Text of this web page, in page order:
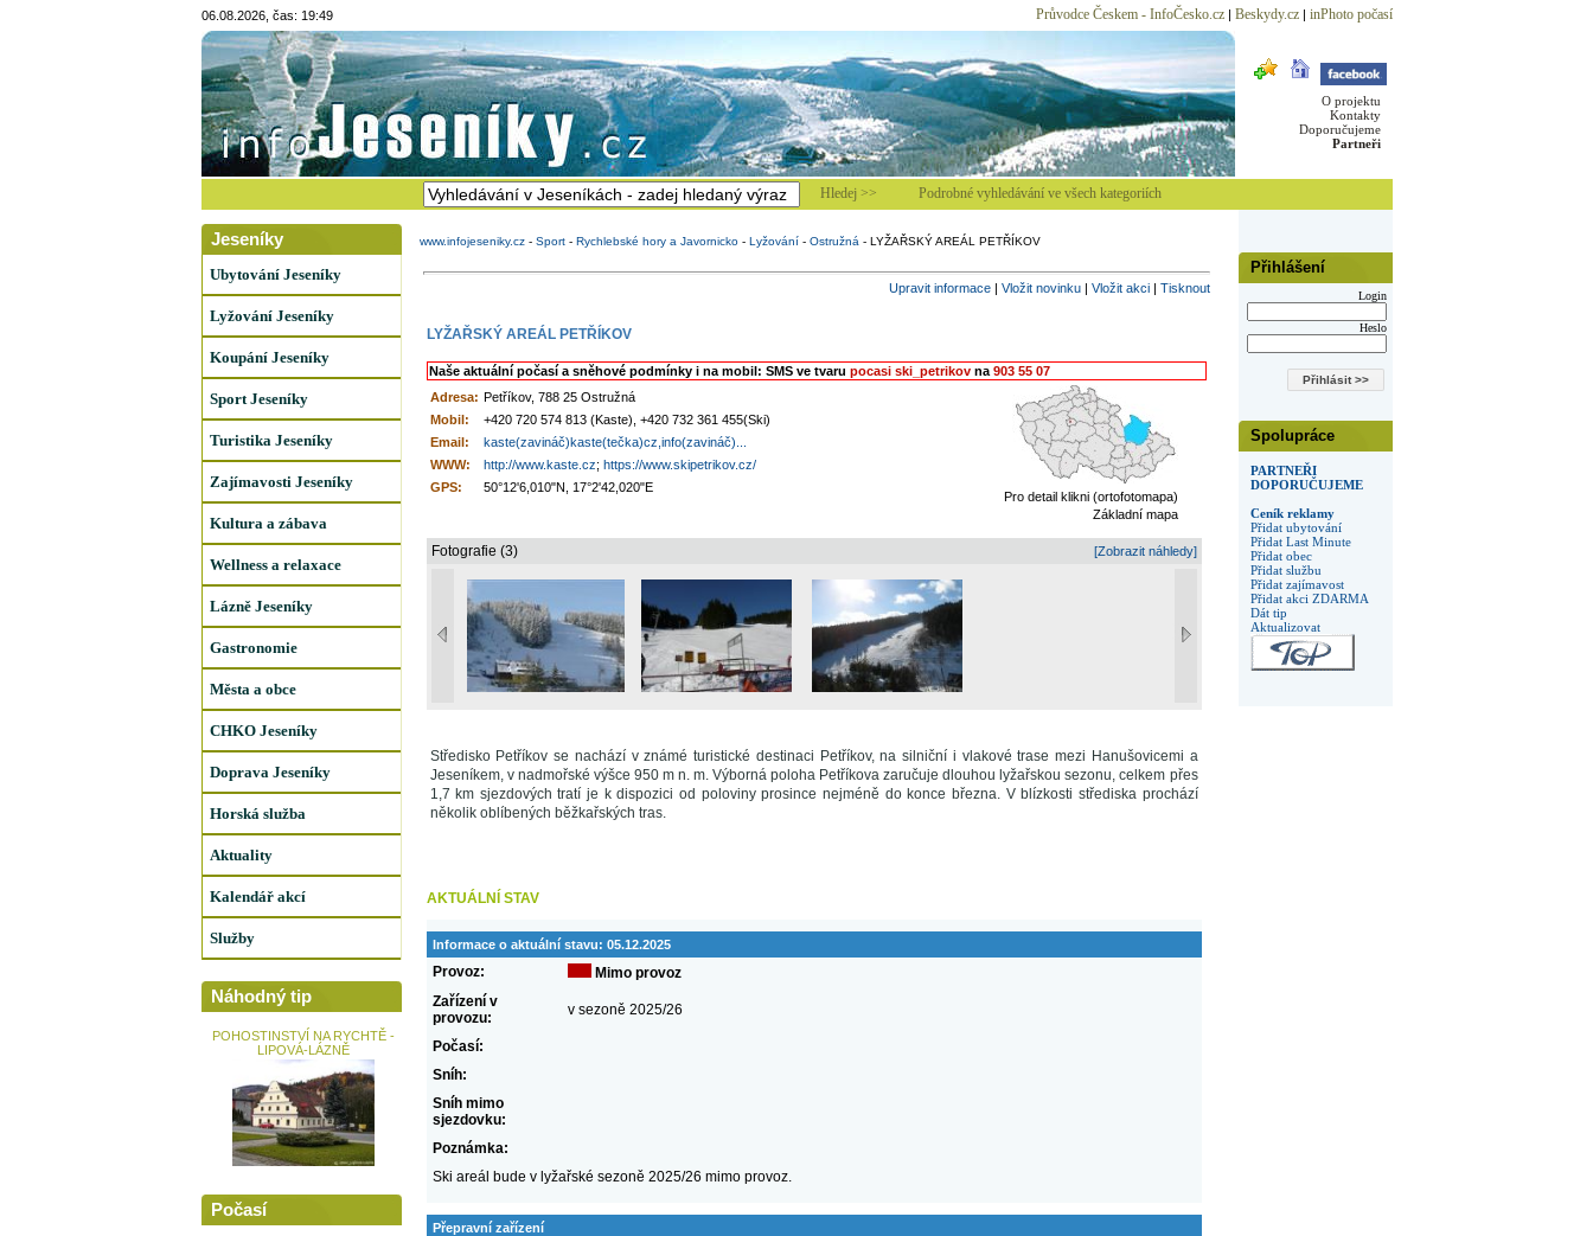
06.08.2026, čas: 19:49 Průvodce Českem - InfoČesko.cz| Beskydy.cz| inPhoto počasí
O projektu
Kontakty
Doporučujeme
Partneři
Hledej >> Podrobné vyhledávání ve všech kategoriích
Přihlášení
Login
Heslo
Spolupráce
PARTNEŘI
DOPORUČUJEME
Ceník reklamy
Přidat ubytování
Přidat Last Minute
Přidat obec
Přidat službu
Přidat zajímavost
Přidat akci ZDARMA
Dát tip
Aktualizovat
Jeseníky
Ubytování Jeseníky
Lyžování Jeseníky
Koupání Jeseníky
Sport Jeseníky
Turistika Jeseníky
Zajímavosti Jeseníky
Kultura a zábava
Wellness a relaxace
Lázně Jeseníky
Gastronomie
Města a obce
CHKO Jeseníky
Doprava Jeseníky
Horská služba
Aktuality
Kalendář akcí
Služby
Náhodný tip
POHOSTINSTVÍ NA RYCHTĚ -
LIPOVÁ-LÁZNĚ
Počasí
www.infojeseniky.cz- Sport- Rychlebské hory a Javornicko- Lyžování- Ostružná - LYŽAŘSKÝ AREÁL PETŘÍKOV
Upravit informace| Vložit novinku| Vložit akci| Tisknout
LYŽAŘSKÝ AREÁL PETŘÍKOV
Naše aktuální počasí a sněhové podmínky i na mobil: SMS ve tvaru pocasi ski_petrikovna 903 55 07
Adresa: Petříkov, 788 25 Ostružná
Mobil:
+420 720 574 813 (Kaste), +420 732 361 455(Ski)
Email:
kaste(zavináč)kaste(tečka)cz,info(zavináč)...
WWW:
http://www.kaste.cz; https://www.skipetrikov.cz/
GPS:
50°12'6,010"N, 17°2'42,020"E
Pro detail klikni (ortofotomapa)
Základní mapa
Fotografie (3) [Zobrazit náhledy]
Středisko Petříkov se nachází v známé turistické destinaci Petříkov, na silniční i vlakové trase mezi Hanušovicemi a
Jeseníkem, v nadmořské výšce 950 m n. m. Výborná poloha Petříkova zaručuje dlouhou lyžařskou sezonu, celkem přes
1,7 km sjezdových tratí je k dispozici od poloviny prosince nejméně do konce března. V blízkosti střediska prochází
několik oblíbených běžkařských tras.
AKTUÁLNÍ STAV
Informace o aktuální stavu: 05.12.2025
Provoz:
Mimo provoz
Zařízení v
provozu:
v sezoně 2025/26
Počasí:
Sníh:
Sníh mimo
sjezdovku:
Poznámka:
Ski areál bude v lyžařské sezoně 2025/26 mimo provoz.
Přepravní zařízení